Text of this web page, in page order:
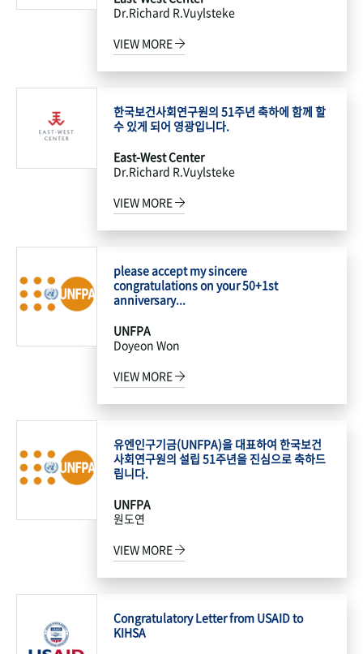
Dr.Richard R.Vuylsteke
VIEW MORE
한국보건사회연구원의 51주년 축하에 함께 할
수 있게 되어 영광입니다.
East-West Center
Dr.Richard R.Vuylsteke
VIEW MORE
please accept my sincere
congratulations on your 50+1st
anniversary...
UNFPA
Doyeon Won
VIEW MORE
유엔인구기금(UNFPA)을 대표하여 한국보건
사회연구원의 설립 51주년을 진심으로 축하드
립니다.
UNFPA
원도연
VIEW MORE
Congratulatory Letter from USAID to
KIHSA